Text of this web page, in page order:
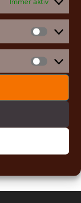
Marketing